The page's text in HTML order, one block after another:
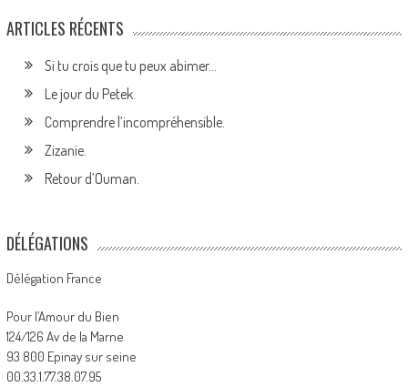
ARTICLES RÉCENTS
Si tu crois que tu peux abimer…
Le jour du Petek.
Comprendre l’incompréhensible.
Zizanie.
Retour d’Ouman.
DÉLÉGATIONS
Délégation France
Pour l’Amour du Bien
124/126 Av de la Marne
93 800 Epinay sur seine
00.33.1.77.38.07.95